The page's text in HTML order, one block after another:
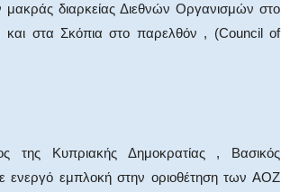
διαρκείας Διεθνών Οργανισμών στο
στα Σκόπια στο παρελθόν , (Council of
Κυπριακής Δημοκρατίας , Βασικός
εμπλοκή στην οριοθέτηση των ΑΟΖ